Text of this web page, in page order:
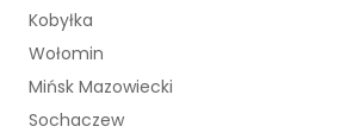
Kobyłka
Wołomin
Mińsk Mazowiecki
Sochaczew